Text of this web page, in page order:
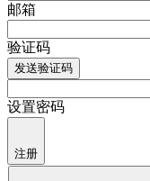
邮箱
验证码
发送验证码
设置密码
注册